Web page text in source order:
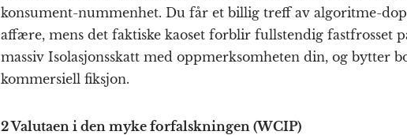
konsument-nummenhet. Du får et billig treff av algoritme-
affære, mens det faktiske kaoset forblir fullstendig fastfrosset
massiv Isolasjonsskatt med oppmerksomheten din, og bytter
kommersiell fiksjon.
2 Valutaen i den myke forfalskningen (WCIP)